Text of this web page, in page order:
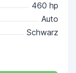
460 hp
Auto
Schwarz